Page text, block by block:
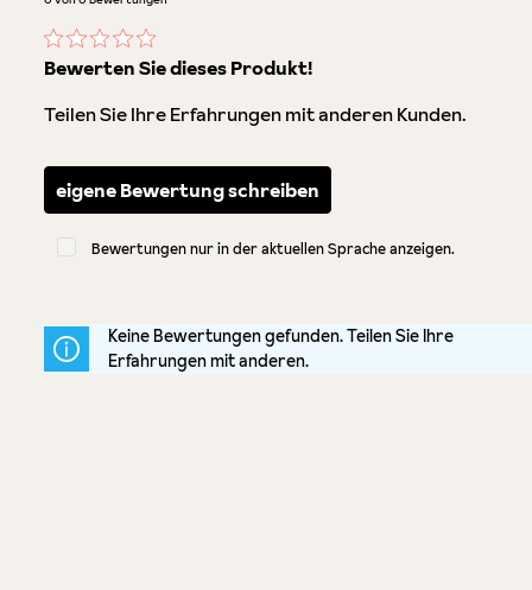
Durchschnittliche Bewertung von 0 von 5 Sternen
Bewerten Sie dieses Produkt!
Teilen Sie Ihre Erfahrungen mit anderen Kunden.
eigene Bewertung schreiben
Bewertungen nur in der aktuellen Sprache anzeigen.
Keine Bewertungen gefunden. Teilen Sie Ihre
Erfahrungen mit anderen.